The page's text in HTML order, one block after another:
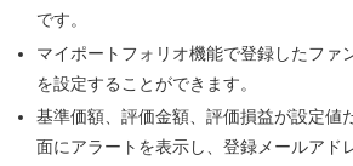
です。
マイポートフォリオ機能で登録したファ
を設定することができます。
基準価額、評価金額、評価損益が設定値
面にアラートを表示し、登録メールアド